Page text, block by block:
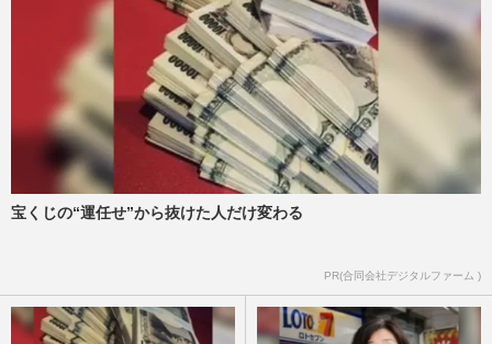
宝くじの“運任せ”から抜けた人だけ変わる
PR(合同会社デジタルファーム )